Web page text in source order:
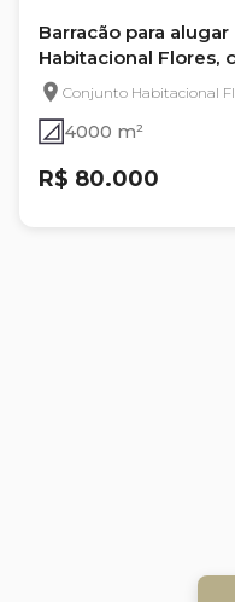
Barracão para
Habitacional Flores,
Conjunto Habitacional
4000 m²
R$ 80.000